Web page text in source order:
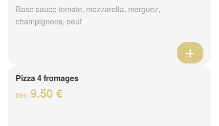
Base sauce tomate, mozzarella, merguez,
champignons, oeuf
Pizza 4 fromages
Dès 9.50 €